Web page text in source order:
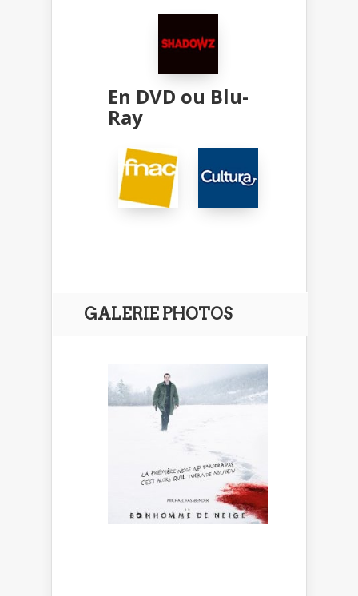
En DVD ou Blu-
Ray
GALERIE PHOTOS